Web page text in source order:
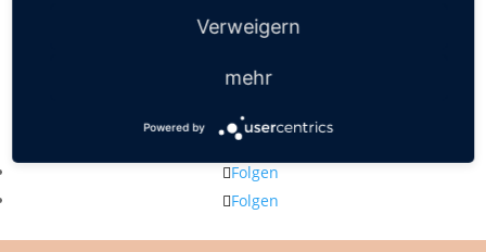
Kastanienallee 56, 10119 Berlin
mail@louiseethelene.de
Folgen
Folgen
Verweigern
mehr
Powered by